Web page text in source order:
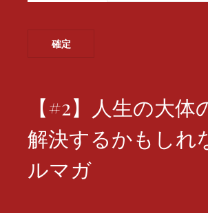
【#2】人生の大体
解決するかもしれ
ルマガ